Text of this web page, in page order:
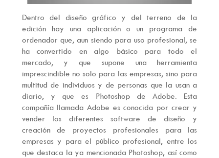
Dentro del diseño gráfico y del terreno de la
edición hay una aplicación o un programa de
ordenador que, aun siendo para uso profesional, se
ha convertido en algo básico para todo el
mercado, y que supone una herramienta
imprescindible no solo para las empresas, sino para
multitud de individuos y de personas que la usan a
diario, y que es Photoshop de Adobe. Esta
compañía llamada Adobe es conocida por crear y
vender los diferentes software de diseño y
creación de proyectos profesionales para las
empresas y para el público profesional, entre los
que destaca la ya mencionada Photoshop, así como